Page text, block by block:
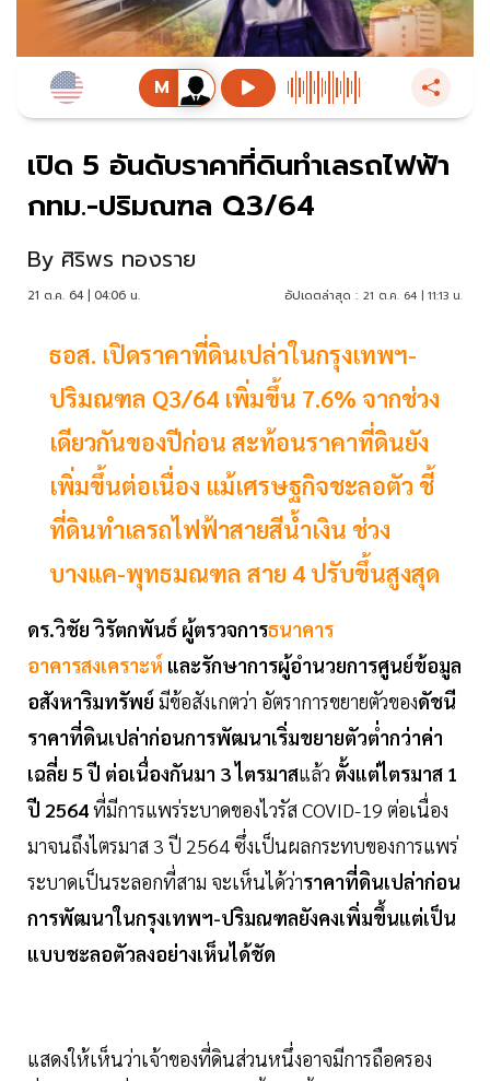
เปิด 5 อันดับราคาที่ดินทำเลรถไฟฟ้า
กทม.-ปริมณฑล Q3/64
By ศิริพร ทองราย
21 ต.ค. 64 | 04:06 น. อัปเดตล่าสุด : 21 ต.ค. 64 | 11:13 น.
ธอส. เปิดราคาที่ดินเปล่าในกรุงเทพฯ-
ปริมณฑล Q3/64 เพิ่มขึ้น 7.6% จากช่วง
เดียวกันของปีก่อน สะท้อนราคาที่ดินยัง
เพิ่มขึ้นต่อเนื่อง แม้เศรษฐกิจชะลอตัว ชี้
ที่ดินทำเลรถไฟฟ้าสายสีน้ำเงิน ช่วง
บางแค-พุทธมณฑล สาย 4 ปรับขึ้นสูงสุด
ดร.วิชัย วิรัตกพันธ์ ผู้ตรวจการธนาคาร
อาคารสงเคราะห์ และรักษาการผู้อำนวยการศูนย์ข้อมูล
อสังหาริมทรัพย์ มีข้อสังเกตว่า อัตราการขยายตัวของดัชนี
ราคาที่ดินเปล่าก่อนการพัฒนาเริ่มขยายตัวต่ำกว่าค่า
เฉลี่ย 5 ปี ต่อเนื่องกันมา 3 ไตรมาสแล้ว ตั้งแต่ไตรมาส 1
ปี 2564ที่มีการแพร่ระบาดของไวรัส COVID-19 ต่อเนื่อง
มาจนถึงไตรมาส 3 ปี 2564 ซึ่งเป็นผลกระทบของการแพร่
ระบาดเป็นระลอกที่สาม จะเห็นได้ว่าราคาที่ดินเปล่าก่อน
การพัฒนาในกรุงเทพฯ-ปริมณฑลยังคงเพิ่มขึ้นแต่เป็น
แบบชะลอตัวลงอย่างเห็นได้ชัด
แสดงให้เห็นว่าเจ้าของที่ดินส่วนหนึ่งอาจมีการถือครอง